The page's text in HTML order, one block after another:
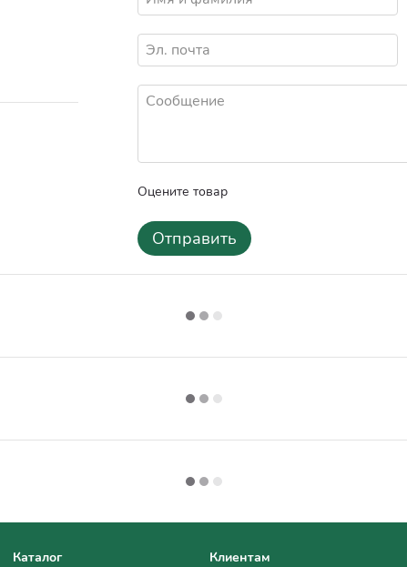
Оцените товар
Отправить
Каталог Клиентам